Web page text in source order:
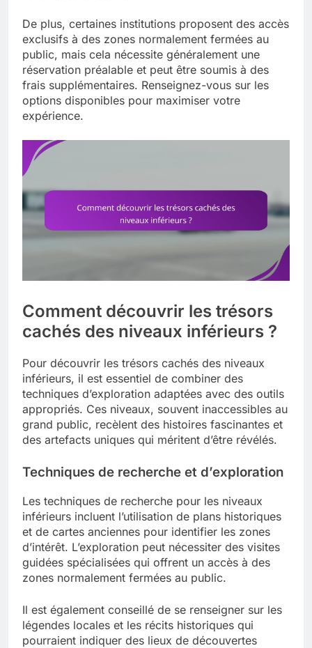
De plus, certaines institutions proposent des accès
exclusifs à des zones normalement fermées au
public, mais cela nécessite généralement une
réservation préalable et peut être soumis à des
frais supplémentaires. Renseignez-vous sur les
options disponibles pour maximiser votre
expérience.
Comment découvrir les trésors
cachés des niveaux inférieurs ?
Pour découvrir les trésors cachés des niveaux
inférieurs, il est essentiel de combiner des
techniques d’exploration adaptées avec des outils
appropriés. Ces niveaux, souvent inaccessibles au
grand public, recèlent des histoires fascinantes et
des artefacts uniques qui méritent d’être révélés.
Techniques de recherche et d’exploration
Les techniques de recherche pour les niveaux
inférieurs incluent l’utilisation de plans historiques
et de cartes anciennes pour identifier les zones
d’intérêt. L’exploration peut nécessiter des visites
guidées spécialisées qui offrent un accès à des
zones normalement fermées au public.
Il est également conseillé de se renseigner sur les
légendes locales et les récits historiques qui
pourraient indiquer des lieux de découvertes